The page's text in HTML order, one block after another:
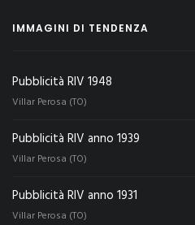
IMMAGINI DI TENDENZA
Pubblicità RIV 1948
Villar Perosa (TO)
Pubblicità RIV anno 1939
Villar Perosa (TO)
Pubblicità RIV anno 1931
Villar Perosa (TO)